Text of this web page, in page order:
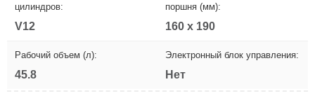
цилиндров:
V12
поршня (мм):
160 х 190
Рабочий объем (л):
45.8
Электронный блок управления:
Нет